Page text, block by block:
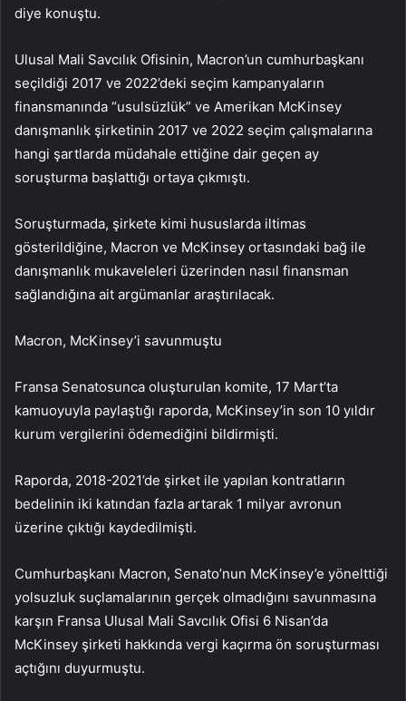
diye konuştu.
Ulusal Mali Savcılık Ofisinin, Macron’un cumhurbaşkanı
seçildiği 2017 ve 2022’deki seçim kampanyaların
finansmanında “usulsüzlük” ve Amerikan McKinsey
danışmanlık şirketinin 2017 ve 2022 seçim çalışmalarına
hangi şartlarda müdahale ettiğine dair geçen ay
soruşturma başlattığı ortaya çıkmıştı.
Soruşturmada, şirkete kimi hususlarda iltimas
gösterildiğine, Macron ve McKinsey ortasındaki bağ ile
danışmanlık mukaveleleri üzerinden nasıl finansman
sağlandığına ait argümanlar araştırılacak.
Macron, McKinsey’i savunmuştu
Fransa Senatosunca oluşturulan komite, 17 Mart’ta
kamuoyuyla paylaştığı raporda, McKinsey’in son 10 yıldır
kurum vergilerini ödemediğini bildirmişti.
Raporda, 2018-2021’de şirket ile yapılan kontratların
bedelinin iki katından fazla artarak 1 milyar avronun
üzerine çıktığı kaydedilmişti.
Cumhurbaşkanı Macron, Senato’nun McKinsey’e yönelttiği
yolsuzluk suçlamalarının gerçek olmadığını savunmasına
karşın Fransa Ulusal Mali Savcılık Ofisi 6 Nisan’da
McKinsey şirketi hakkında vergi kaçırma ön soruşturması
açtığını duyurmuştu.